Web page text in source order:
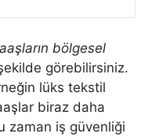
bölgesel
görebilirsiniz.
lüks tekstil
biraz daha
zaman iş güvenliği